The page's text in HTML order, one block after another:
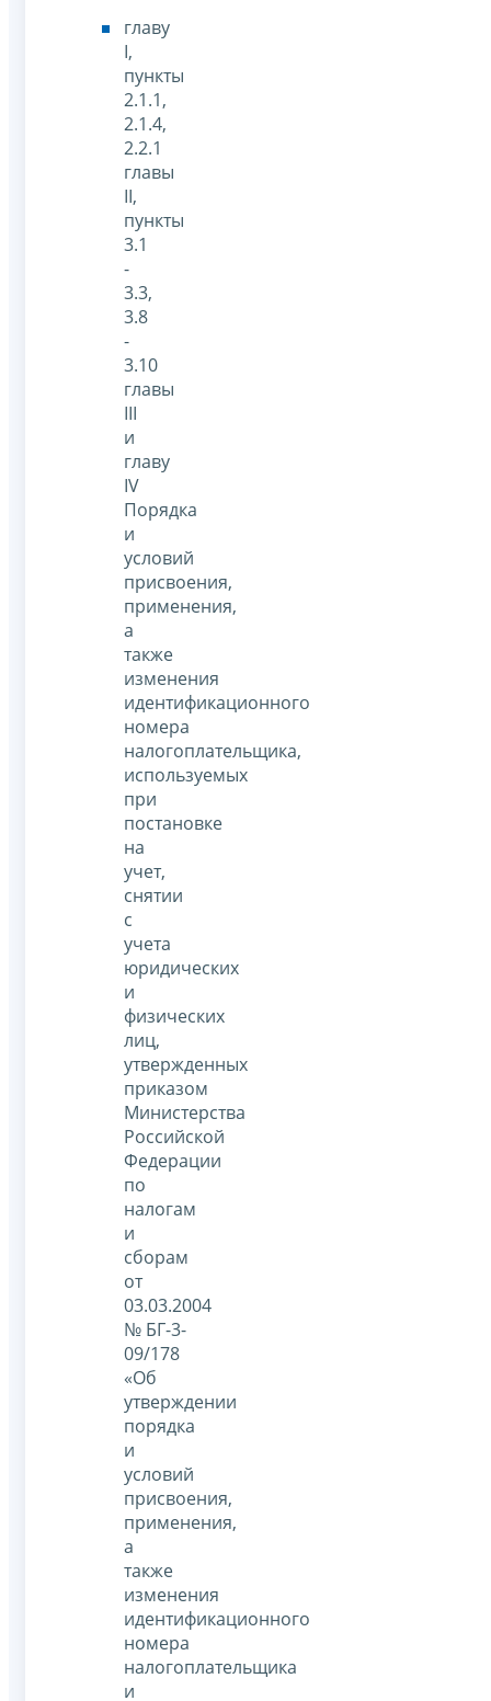
главу
I,
пункты
2.1.1,
2.1.4,
2.2.1
главы
II,
пункты
3.1
-
3.3,
3.8
-
3.10
главы
III
и
главу
IV
Порядка
и
условий
присвоения,
применения,
а
также
изменения
идентификационного
номера
налогоплательщика,
используемых
при
постановке
на
учет,
снятии
с
учета
юридических
и
физических
лиц,
утвержденных
приказом
Министерства
Российской
Федерации
по
налогам
и
сборам
от
03.03.2004
№ БГ-3-
09/178
«Об
утверждении
порядка
и
условий
присвоения,
применения,
а
также
изменения
идентификационного
номера
налогоплательщика
и